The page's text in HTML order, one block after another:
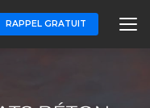
RAPPEL GRATUIT